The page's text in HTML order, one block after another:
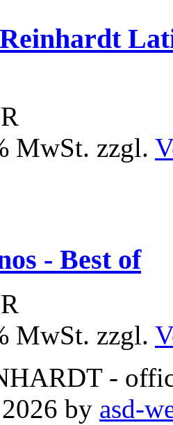
MwSt. zzgl.
- Best of
MwSt. zzgl.
-
by asd-